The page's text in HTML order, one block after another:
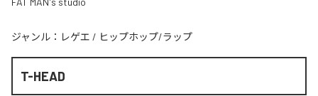
ジャンル： レゲエ / ヒップホップ/ラップ
T-HEAD